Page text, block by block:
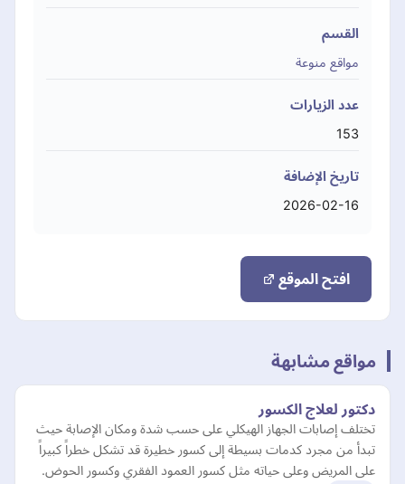
القسم
مواقع منوعة
عدد الزيارات
153
تاريخ الإضافة
2026-02-16
افتح الموقع
مواقع مشابهة
دكتور لعلاج الكسور
تختلف إصابات الجهاز الهيكلي على حسب شدة ومكان الإصابة حيث
تبدأ من مجرد كدمات بسيطة إلى كسور خطيرة قد تشكل خطراً كبيراً
على المريض وعلى حياته مثل كسور العمود الفقري وكسور الحوض.